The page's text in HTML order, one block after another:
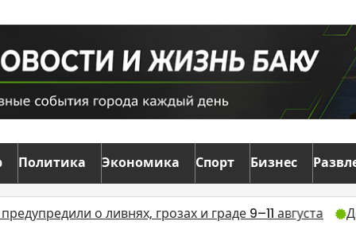
Политика Экономика Спорт Бизнес
о ливнях, грозах и граде 9–11 августа Дело о